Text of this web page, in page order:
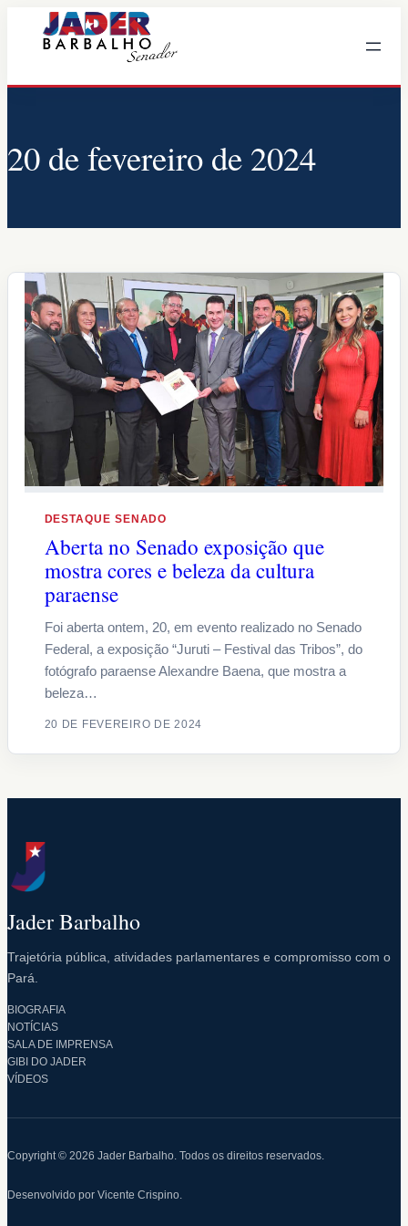
20 de fevereiro de 2024
DESTAQUE SENADO
Aberta no Senado exposição que
mostra cores e beleza da cultura
paraense
Foi aberta ontem, 20, em evento realizado no Senado
Federal, a exposição “Juruti – Festival das Tribos”, do
fotógrafo paraense Alexandre Baena, que mostra a
beleza…
20 DE FEVEREIRO DE 2024
Jader Barbalho
Trajetória pública, atividades parlamentares e compromisso com o
Pará.
BIOGRAFIA
NOTÍCIAS
SALA DE IMPRENSA
GIBI DO JADER
VÍDEOS
Copyright © 2026 Jader Barbalho. Todos os direitos reservados.
Desenvolvido por Vicente Crispino.